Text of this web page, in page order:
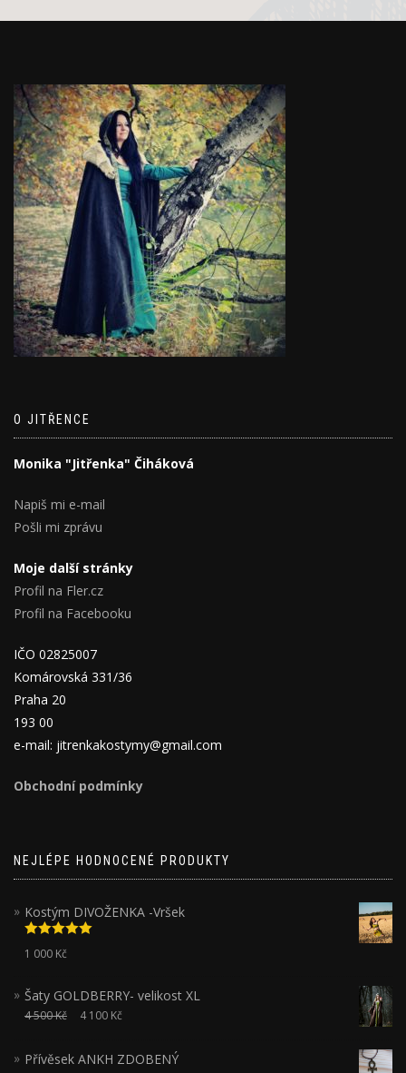
O JITŘENCE
Monika "Jitřenka" Čiháková
Napiš mi e-mail
Pošli mi zprávu
Moje další stránky
Profil na Fler.cz
Profil na Facebooku
IČO 02825007
Komárovská 331/36
Praha 20
193 00
e-mail: jitrenkakostymy@gmail.com
Obchodní podmínky
NEJLÉPE HODNOCENÉ PRODUKTY
Kostým DIVOŽENKA -Vršek
5.00z 5
1 000 Kč
Šaty GOLDBERRY- velikost XL
4 500Kč 4 100 Kč
Přívěsek ANKH ZDOBENÝ